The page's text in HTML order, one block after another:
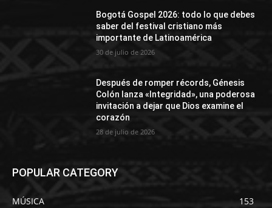
Bogotá Gospel 2026: todo lo que debes
saber del festival cristiano más
importante de Latinoamérica
30 de julio de 2026
Después de romper récords, Génesis
Colón lanza «Integridad», una poderosa
invitación a dejar que Dios examine el
corazón
28 de julio de 2026
POPULAR CATEGORY
MÚSICA
153